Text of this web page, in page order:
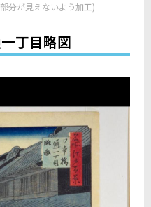
分が見えないよう加工)
丁目略図